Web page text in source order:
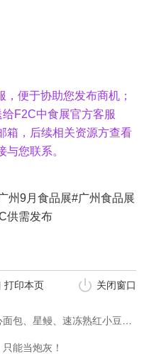
便于协助您发布商机；
F2C中食展官方客服
箱，后续相关资源方查看
与您联系。
州9月食品展#广州食品展
供需发布
打印本页 关闭窗口
鳗、速冻熟红小豆（大宗批发）...
能当炮灰！